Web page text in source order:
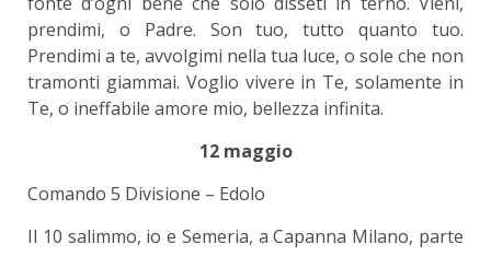
prendimi, o Padre. Son tuo, tutto quanto tuo.
Prendimi a te, avvolgimi nella tua luce, o sole che non
tramonti giammai. Voglio vivere in Te, solamente in
Te, o ineffabile amore mio, bellezza infinita.
12 maggio
Comando 5 Divisione – Edolo
Il 10 salimmo, io e Semeria, a Capanna Milano, parte